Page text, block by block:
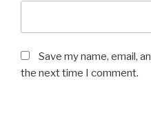
Save my name, email,
the next time I comment.